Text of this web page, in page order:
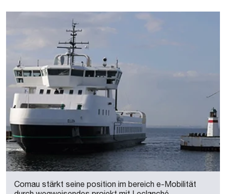
Comau stärkt seine position im bereich e-Mobilität